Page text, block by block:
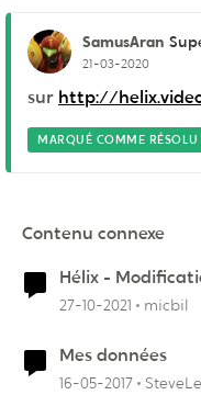
SamusAran
21-03-2020
sur http://
MARQUÉ COMME RÉSOLU
Contenu connexe
Hélix -
27-10-2021 micbil
Mes données
16-05-2017